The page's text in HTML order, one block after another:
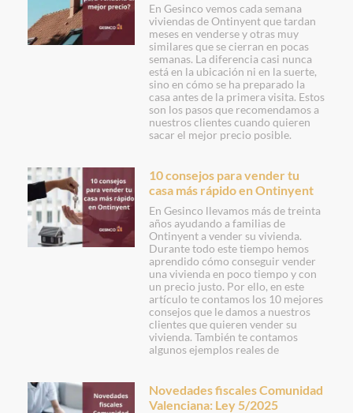
En Gesinco vemos cada semana
viviendas de Ontinyent que tardan
meses en venderse y otras muy
similares que se cierran en pocas
semanas. La diferencia casi nunca
está en la ubicación ni en la suerte,
sino en cómo se ha preparado la
casa antes de la primera visita. Estos
son los pasos que recomendamos a
nuestros clientes cuando quieren
sacar el mejor precio posible.
10 consejos para vender tu
casa más rápido en Ontinyent
En Gesinco llevamos más de treinta
años ayudando a familias de
Ontinyent a vender su vivienda.
Durante todo este tiempo hemos
aprendido cómo conseguir vender
una vivienda en poco tiempo y con
un precio justo. Por ello, en este
artículo te contamos los 10 mejores
consejos que le damos a nuestros
clientes que quieren vender su
vivienda. También te contamos
algunos ejemplos reales de
Novedades fiscales Comunidad
Valenciana: Ley 5/2025